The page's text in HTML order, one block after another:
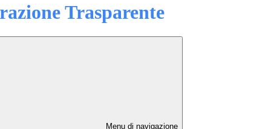
Trasparente
Menu di navigazione